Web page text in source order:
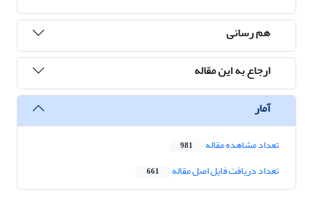
هم رسانی
ارجاع به این مقاله
آمار
تعداد مشاهده مقاله 981
تعداد دریافت فایل اصل مقاله 661